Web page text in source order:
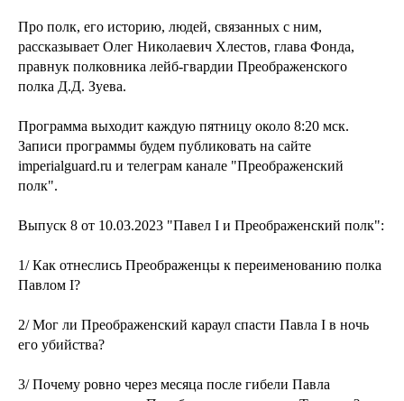
Про полк, его историю, людей, связанных с ним,
рассказывает Олег Николаевич Хлестов, глава Фонда,
правнук полковника лейб-гвардии Преображенского
полка Д.Д. Зуева.
Программа выходит каждую пятницу около 8:20 мск.
Записи программы будем публиковать на сайте
imperialguard.ru и телеграм канале "Преображенский
полк".
Выпуск 8 от 10.03.2023 "Павел I и Преображенский полк":
1/ Как отнеслись Преображенцы к переименованию полка
Павлом I?
2/ Мог ли Преображенский караул спасти Павла I в ночь
его убийства?
3/ Почему ровно через месяца после гибели Павла